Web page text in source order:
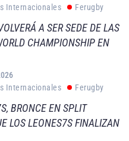
Internacionales
Ferugby
A SER SEDE DE LAS
CHAMPIONSHIP EN
Internacionales
Ferugby
BRONCE EN SPLIT
LOS LEONES7S FINALIZAN